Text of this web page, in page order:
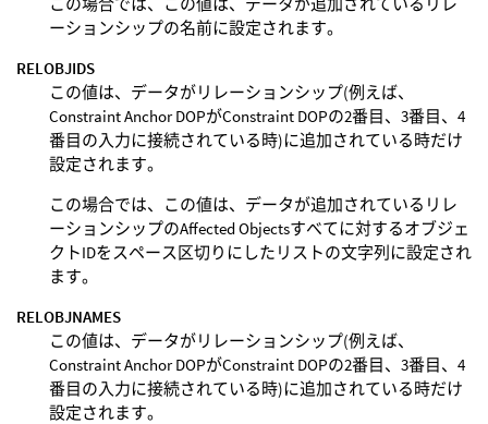
ーションシップの名前に設定されます。
RELOBJIDS
この値は、データがリレーションシップ(例えば、
Constraint Anchor DOPがConstraint DOPの2番目、3番目、4
番目の入力に接続されている時)に追加されている時だけ
設定されます。
この場合では、この値は、データが追加されているリレ
ーションシップのAffected Objectsすべてに対するオブジェ
クトIDをスペース区切りにしたリストの文字列に設定され
ます。
RELOBJNAMES
この値は、データがリレーションシップ(例えば、
Constraint Anchor DOPがConstraint DOPの2番目、3番目、4
番目の入力に接続されている時)に追加されている時だけ
設定されます。